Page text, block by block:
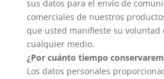
sus datos para el envío de
comerciales de nuestros
que usted manifieste su voluntad
cualquier medio.
¿Por cuánto tiempo
Los datos personales